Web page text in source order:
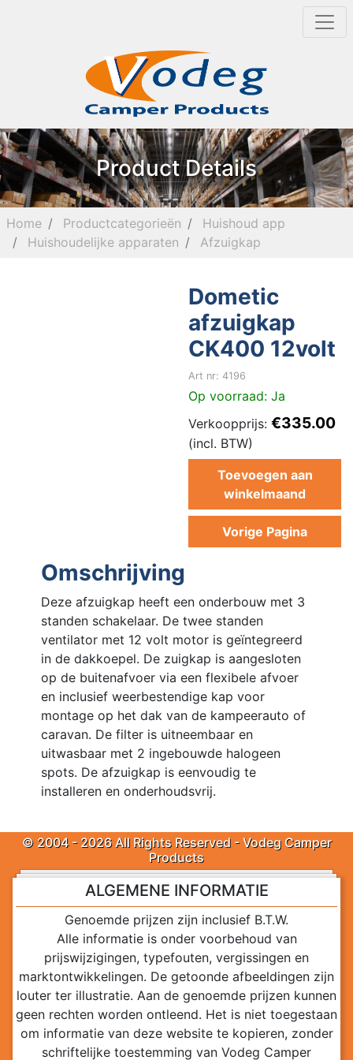
Product Details
Home Productcategorieën
Huishoud app
Huishoudelijke apparaten
Afzuigkap
Dometic
afzuigkap
CK400 12volt
Art nr: 4196
Op voorraad: Ja
Verkoopprijs: €335.00
(incl. BTW)
Toevoegen aan
winkelmaand
Vorige Pagina
Omschrijving
Deze afzuigkap heeft een onderbouw met 3
standen schakelaar. De twee standen
ventilator met 12 volt motor is geïntegreerd
in de dakkoepel. De zuigkap is aangesloten
op de buitenafvoer via een flexibele afvoer
en inclusief weerbestendige kap voor
montage op het dak van de kampeerauto of
caravan. De filter is uitneembaar en
uitwasbaar met 2 ingebouwde halogeen
spots. De afzuigkap is eenvoudig te
installeren en onderhoudsvrij.
© 2004 - 2026 All Rights Reserved - Vodeg Camper
Products
ALGEMENE INFORMATIE
Genoemde prijzen zijn inclusief B.T.W.
Alle informatie is onder voorbehoud van
prijswijzigingen, typefouten, vergissingen en
marktontwikkelingen. De getoonde afbeeldingen zijn
louter ter illustratie. Aan de genoemde prijzen kunnen
geen rechten worden ontleend. Het is niet toegestaan
om informatie van deze website te kopieren, zonder
schriftelijke toestemming van Vodeg Camper